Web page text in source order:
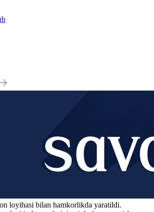
loyihasi bilan hamkorlikda yaratildi.